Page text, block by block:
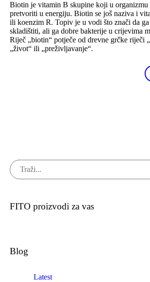
Biotin je vitamin B skupine koji u organizmu
pretvoriti u energiju. Biotin se još naziva i
ili koenzim R. Topiv je u vodi što znači da
skladištiti, ali ga dobre bakterije u crijevima
Riječ „biotin“ potječe od drevne grčke riječi
„život“ ili „preživljavanje“.
FITO proizvodi za vas
Blog
Latest